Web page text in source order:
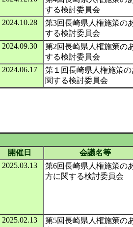
する検討委員会
2024.10.28
第3回長崎県人権施策の
する検討委員会
2024.09.30
第2回長崎県人権施策の
する検討委員会
2024.06.17
第１回長崎県人権施策
関する検討委員会
開催日
会議名等
2025.03.13
第6回長崎県人権施策の
方に関する検討委員会
2025.02.13
第5回長崎県人権施策の